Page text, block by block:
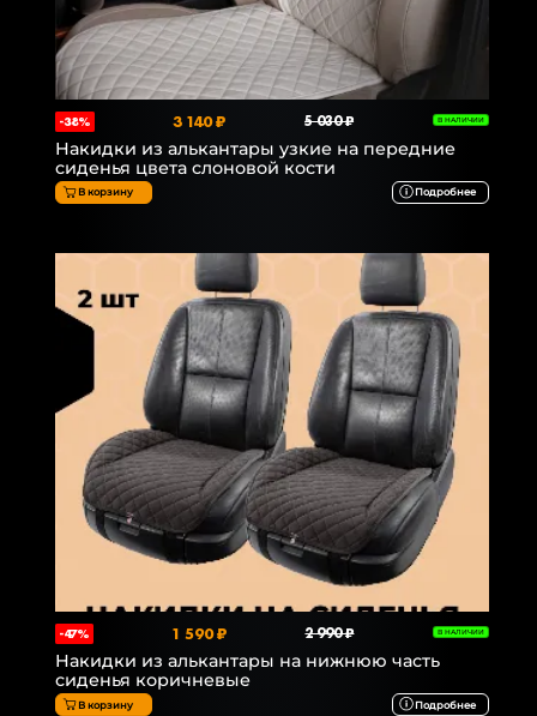
-38% 3 140 ₽ 5 030 ₽ В НАЛИЧИИ
Накидки из алькантары узкие на передние
сиденья цвета слоновой кости
В корзину Подробнее
-47% 1 590 ₽ 2 990 ₽ В НАЛИЧИИ
Накидки из алькантары на нижнюю часть
сиденья коричневые
В корзину Подробнее